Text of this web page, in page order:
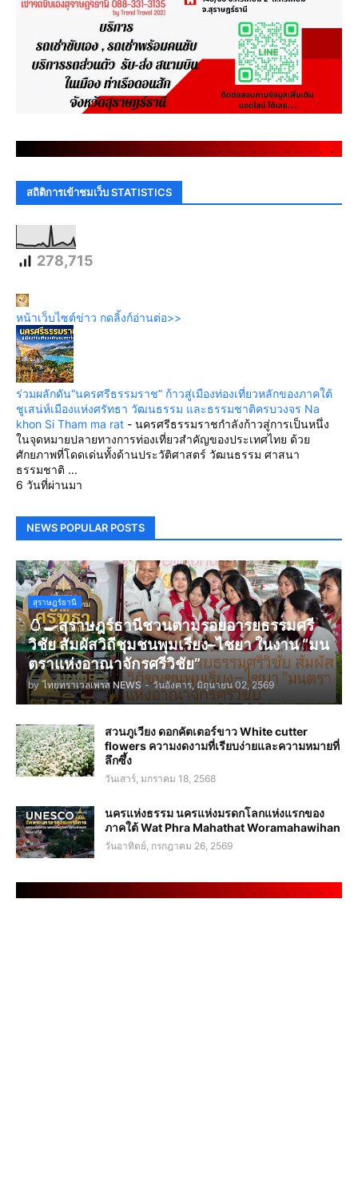
. . . . . . . . . . . . . . . . . . . . . . .
สถิติการเข้าชมเว็บ STATISTICS
278,715
หน้าเว็บไซต์ข่าว กดลิ้งก์อ่านต่อ>>
ร่วมผลักดัน“นครศรีธรรมราช” ก้าวสู่เมืองท่องเที่ยวหลักของภาคใต้
ชูเสน่ห์เมืองแห่งศรัทธา วัฒนธรรม และธรรมชาติครบวงจร Na
khon Si Tham ma rat - นครศรีธรรมราชกำลังก้าวสู่การเป็นหนึ่ง
ในจุดหมายปลายทางการท่องเที่ยวสำคัญของประเทศไทย ด้วย
ศักยภาพที่โดดเด่นทั้งด้านประวัติศาสตร์ วัฒนธรรม ศาสนา
ธรรมชาติ ...
6 วันที่ผ่านมา
NEWS POPULAR POSTS
สุราษฎร์ธานี
🥚🍳สุราษฎร์ธานีชวนตามรอยอารยธรรมศรี
วิชัย สัมผัสวิถีชุมชนพุมเรียง–ไชยา ในงาน “มน
ตราแห่งอาณาจักรศรีวิชัย”
by ไทยทราเวลเพรส NEWS - วันอังคาร, มิถุนายน 02, 2569
สวนภูเวียง ดอกคัตเตอร์ขาว White cutter
flowers ความงดงามที่เรียบง่ายและความหมายที่
ลึกซึ้ง
วันเสาร์, มกราคม 18, 2568
นครแห่งธรรม นครแห่งมรดกโลกแห่งแรกของ
ภาคใต้ Wat Phra Mahathat Woramahawihan
วันอาทิตย์, กรกฎาคม 26, 2569
. . . . . . . . . . . . . . . . . . . . . . . .